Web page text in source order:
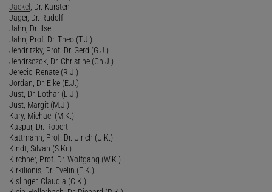
Jaekel , Dr. Karsten
Jäger, Dr. Rudolf
Jahn, Dr. Ilse
Jahn, Prof. Dr. Theo (T.J.)
Jendritzky, Prof. Dr. Gerd (G.J.)
Jendrsczok, Dr. Christine (Ch.J.)
Jerecic, Renate (R.J.)
Jordan, Dr. Elke (E.J.)
Just, Dr. Lothar (L.J.)
Just, Margit (M.J.)
Kary, Michael (M.K.)
Kaspar, Dr. Robert
Kattmann, Prof. Dr. Ulrich (U.K.)
Kindt, Silvan (S.Ki.)
Kirchner, Prof. Dr. Wolfgang (W.K.)
Kirkilionis, Dr. Evelin (E.K.)
Kislinger, Claudia (C.K.)